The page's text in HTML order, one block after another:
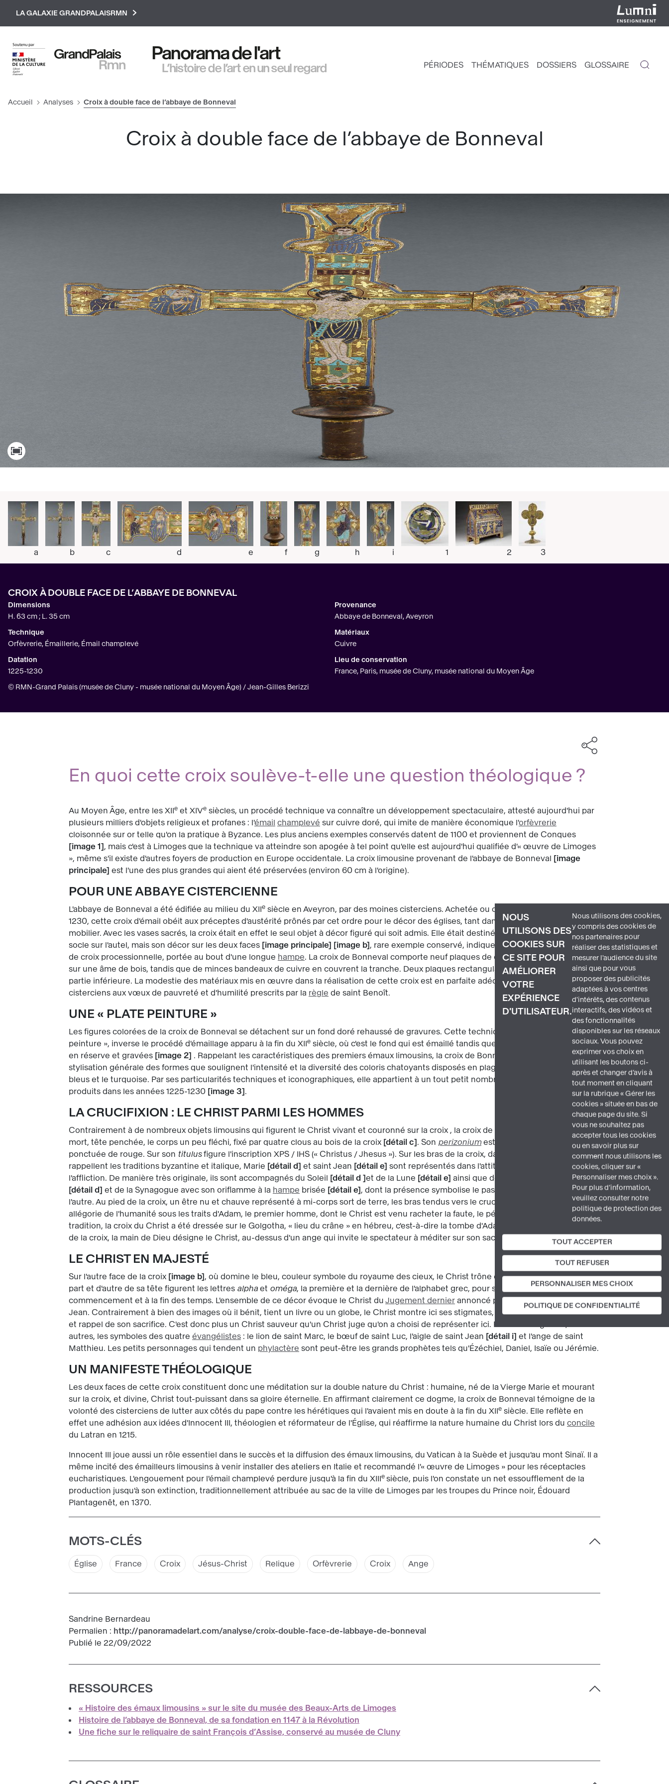
NOUS
UTILISONS DES
COOKIES SUR
CE SITE POUR
AMÉLIORER
VOTRE
EXPÉRIENCE
D'UTILISATEUR.
Nous utilisons des cookies,
y compris des cookies de
nos partenaires pour
réaliser des statistiques et
mesurer l'audience du site
ainsi que pour vous
proposer des publicités
adaptées à vos centres
d'intérêts, des contenus
interactifs, des vidéos et
des fonctionnalités
disponibles sur les réseaux
sociaux. Vous pouvez
exprimer vos choix en
utilisant les boutons ci-
après et changer d’avis à
tout moment en cliquant
sur la rubrique « Gérer les
cookies » située en bas de
chaque page du site. Si
vous ne souhaitez pas
accepter tous les cookies
ou en savoir plus sur
comment nous utilisons les
cookies, cliquer sur «
Personnaliser mes choix ».
Pour plus d’information,
veuillez consulter notre
politique de protection des
données.
TOUT ACCEPTER
TOUT REFUSER
PERSONNALISER MES CHOIX
POLITIQUE DE CONFIDENTIALITÉ
LA GALAXIE GRANDPALAISRMN
Panorama de l'art
L’histoire de l’art en un seul regard
NAVIGATION
PÉRIODES THÉMATIQUES DOSSIERS GLOSSAIRE
Accueil Analyses Croix à double face de l’abbaye de Bonneval
Croix à double face de l’abbaye de Bonneval
a b c d e f g h i 1 2 3
CROIX À DOUBLE FACE DE L’ABBAYE DE BONNEVAL
Dimensions
H. 63 cm ; L. 35 cm
Provenance
Abbaye de Bonneval, Aveyron
Technique
Orfèvrerie, Émaillerie, Émail champlevé
Matériaux
Cuivre
Datation
1225-1230
Lieu de conservation
France, Paris, musée de Cluny, musée national du Moyen Âge
© RMN-Grand Palais (musée de Cluny - musée national du Moyen Âge) / Jean-Gilles Berizzi
En quoi cette croix soulève-t-elle une question théologique ?
Au Moyen Âge, entre les XIIe et XIVe siècles, un procédé technique va connaître un développement spectaculaire, attesté aujourd'hui par
plusieurs milliers d'objets religieux et profanes : l'émail champlevé sur cuivre doré, qui imite de manière économique l'orfèvrerie
cloisonnée sur or telle qu'on la pratique à Byzance. Les plus anciens exemples conservés datent de 1100 et proviennent de Conques
image 1 , mais c'est à Limoges que la technique va atteindre son apogée à tel point qu'elle est aujourd'hui qualifiée d'« œuvre de Limoges
», même s'il existe d'autres foyers de production en Europe occidentale. La croix limousine provenant de l'abbaye de Bonneval
image
principale est l'une des plus grandes qui aient été préservées (environ 60 cm à l'origine).
POUR UNE ABBAYE CISTERCIENNE
L'abbaye de Bonneval a été édifiée au milieu du XIIe siècle en Aveyron, par des moines cisterciens. Achetée ou commandée vers 1225-
1230, cette croix d'émail obéit aux préceptes d'austérité prônés par cet ordre pour le décor des églises, tant dans l'architecture que pour le
mobilier. Avec les vases sacrés, la croix était en effet le seul objet à décor figuré qui soit admis. Elle était destinée à être fichée dans un
socle sur l'autel, mais son décor sur les deux faces
image principale image b , rare exemple conservé, indique qu'elle servait également
de croix processionnelle, portée au bout d'une longue hampe. La croix de Bonneval comporte neuf plaques de cuivre émaillées clouées
sur une âme de bois, tandis que de minces bandeaux de cuivre en couvrent la tranche. Deux plaques rectangulaires manquent dans sa
partie inférieure. La modestie des matériaux mis en œuvre dans la réalisation de cette croix est en parfaite adéquation avec le retour des
cisterciens aux vœux de pauvreté et d'humilité prescrits par la règle de saint Benoît.
UNE « PLATE PEINTURE »
Les figures colorées de la croix de Bonneval se détachent sur un fond doré rehaussé de gravures. Cette technique, appelée « plate
peinture », inverse le procédé d'émaillage apparu à la fin du XIIe siècle, où c'est le fond qui est émaillé tandis que les figures sont laissées
en réserve et gravées
image 2
. Rappelant les caractéristiques des premiers émaux limousins, la croix de Bonneval présente une
stylisation générale des formes que soulignent l'intensité et la diversité des coloris chatoyants disposés en plages unies où dominent les
bleus et le turquoise. Par ses particularités techniques et iconographiques, elle appartient à un tout petit nombre d'objets
produits dans les années 1225-1230
image 3 .
LA CRUCIFIXION : LE CHRIST PARMI LES HOMMES
Contrairement à de nombreux objets limousins qui figurent le Christ vivant et couronné sur la croix , la croix de Bonneval le représente
mort, tête penchée, le corps un peu fléchi, fixé par quatre clous au bois de la croix détail c . Son perizoniumest retenu par une ceinture
ponctuée de rouge. Sur son titulusfigure l'inscription XPS / IHS (« Christus / Jhesus »). Sur les bras de la croix, dans des médaillons qui
rappellent les traditions byzantine et italique, Marie détail d et saint Jean détail e sont représentés dans l'attitude traditionnelle de
l'affliction. De manière très originale, ils sont accompagnés du Soleil détail d et de la Lune détail e ainsi que de l'Église tenant le calice
détail d
et de la Synagogue avec son oriflamme à la hampe brisée détail e , dont la présence symbolise le passage d'une religion à
l'autre. Au pied de la croix, un être nu et chauve représenté à mi-corps sort de terre, les bras tendus vers le crucifié
. C'est une
allégorie de l'humanité sous les traits d'Adam, le premier homme, dont le Christ est venu racheter la faute, le péché originel. Selon la
tradition, la croix du Christ a été dressée sur le Golgotha, « lieu du crâne » en hébreu, c'est-à-dire la tombe d'Adam. À l'opposé, au sommet
de la croix, la main de Dieu désigne le Christ, au-dessus d'un ange qui invite le spectateur à méditer sur son sacrifice
LE CHRIST EN MAJESTÉ
Sur l'autre face de la croix image b , où domine le bleu, couleur symbole du royaume des cieux, le Christ trône en majesté détail h . De
part et d'autre de sa tête figurent les lettres alpha et oméga, la première et la dernière de l'alphabet grec, pour signifier sa présence au
commencement et à la fin des temps. L'ensemble de ce décor évoque le Christ du Jugement dernier annoncé par l'
Jean. Contrairement à bien des images où il bénit, tient un livre ou un globe, le Christ montre ici ses stigmates, marques de la crucifixion
et rappel de son sacrifice. C'est donc plus un Christ sauveur qu'un Christ juge qu'on a choisi de représenter ici. Près de lui figurent, entre
autres, les symboles des quatre évangélistes : le lion de saint Marc, le bœuf de saint Luc, l'aigle de saint Jean détail i et l'ange de saint
Matthieu. Les petits personnages qui tendent un phylactère sont peut-être les grands prophètes tels qu'Ézéchiel, Daniel, Isaïe ou Jérémie.
UN MANIFESTE THÉOLOGIQUE
Les deux faces de cette croix constituent donc une méditation sur la double nature du Christ : humaine, né de la Vierge Marie et mourant
sur la croix, et divine, Christ tout-puissant dans sa gloire éternelle. En affirmant clairement ce dogme, la croix de Bonneval témoigne de la
volonté des cisterciens de lutter aux côtés du pape contre les hérétiques qui l'avaient mis en doute à la fin du XIIe siècle. Elle reflète en
effet une adhésion aux idées d'Innocent III, théologien et réformateur de l'Église, qui réaffirme la nature humaine du Christ lors du concile
du Latran en 1215.
Innocent III joue aussi un rôle essentiel dans le succès et la diffusion des émaux limousins, du Vatican à la Suède et jusqu'au mont Sinaï. Il a
même incité des émailleurs limousins à venir installer des ateliers en Italie et recommandé l'« œuvre de Limoges » pour les réceptacles
eucharistiques. L'engouement pour l'émail champlevé perdure jusqu'à la fin du XIIIe siècle, puis l'on constate un net essoufflement de la
production jusqu'à son extinction, traditionnellement attribuée au sac de la ville de Limoges par les troupes du Prince noir, Édouard
Plantagenêt, en 1370.
MOTS-CLÉS
Église France Croix Jésus-Christ Relique Orfèvrerie Croix Ange
Sandrine Bernardeau
Permalien : http://panoramadelart.com/analyse/croix-double-face-de-labbaye-de-bonneval
Publié le 22/09/2022
RESSOURCES
« Histoire des émaux limousins » sur le site du musée des Beaux-Arts de Limoges
Histoire de l’abbaye de Bonneval, de sa fondation en 1147 à la Révolution
Une fiche sur le reliquaire de saint François d’Assise, conservé au musée de Cluny